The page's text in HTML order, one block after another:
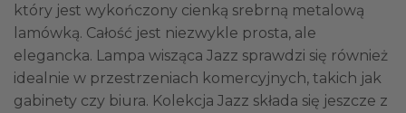
który jest wykończony cienką srebrną metalową
lamówką. Całość jest niezwykle prosta, ale
elegancka. Lampa wisząca Jazz sprawdzi się również
idealnie w przestrzeniach komercyjnych, takich jak
gabinety czy biura. Kolekcja Jazz składa się jeszcze z